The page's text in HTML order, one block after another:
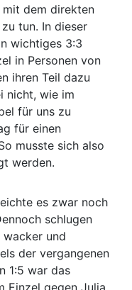
mit dem direkten
tun. In dieser
wichtiges 3:3
in Personen von
ihren Teil dazu
nicht, wie im
für uns zu
für einen
musste sich also
werden.
es zwar noch
schlugen
wacker und
der vergangenen
1:5 war das
Einzel gegen Julia